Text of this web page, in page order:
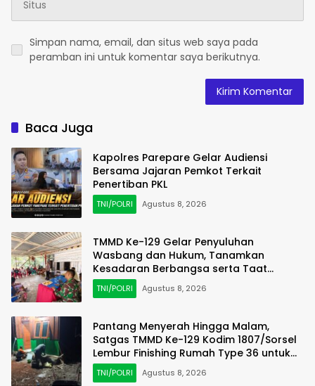
Simpan nama, email, dan situs web saya pada
peramban ini untuk komentar saya berikutnya.
Baca Juga
Kapolres Parepare Gelar Audiensi
Bersama Jajaran Pemkot Terkait
Penertiban PKL
TNI/POLRI Agustus 8, 2026
TMMD Ke-129 Gelar Penyuluhan
Wasbang dan Hukum, Tanamkan
Kesadaran Berbangsa serta Taat
Aturan di Kampung Sesor
TNI/POLRI Agustus 8, 2026
Pantang Menyerah Hingga Malam,
Satgas TMMD Ke-129 Kodim 1807/Sorsel
Lembur Finishing Rumah Type 36 untuk
Warga Kampung Sesor
TNI/POLRI Agustus 8, 2026